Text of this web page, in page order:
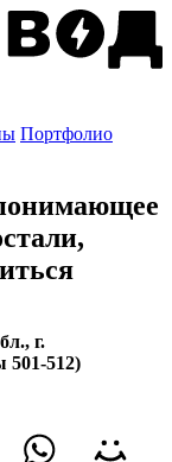
Портфолио
, г.
501-512)